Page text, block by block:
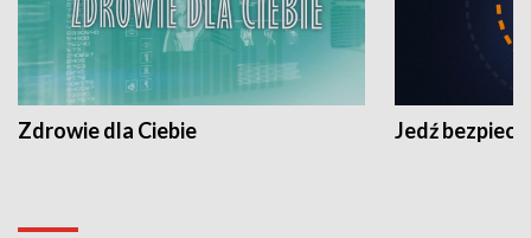
Zdrowie dla Ciebie Jedź